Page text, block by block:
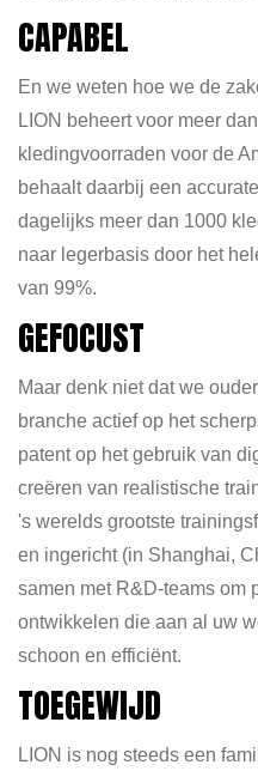
CAPABEL
En we weten hoe we de
LION beheert voor meer
kledingvoorraden voor de
behaalt daarbij een
dagelijks meer dan 1000
naar legerbasis door het
van 99%.
GEFOCUST
Maar denk niet dat we
branche actief op het
patent op het gebruik van
creëren van realistische
's werelds grootste
en ingericht (in Shanghai,
samen met R&D-teams om
ontwikkelen die aan al uw
schoon en efficiënt.
TOEGEWIJD
LION is nog steeds een